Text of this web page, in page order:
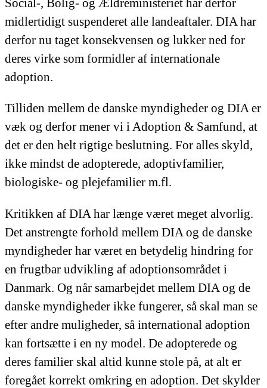
Social-, Bolig- og Ældreministeriet har derfor
midlertidigt suspenderet alle landeaftaler. DIA har
derfor nu taget konsekvensen og lukker ned for
deres virke som formidler af internationale
adoption.
Tilliden mellem de danske myndigheder og DIA er
væk og derfor mener vi i Adoption & Samfund, at
det er den helt rigtige beslutning. For alles skyld,
ikke mindst de adopterede, adoptivfamilier,
biologiske- og plejefamilier m.fl.
Kritikken af DIA har længe været meget alvorlig.
Det anstrengte forhold mellem DIA og de danske
myndigheder har været en betydelig hindring for
en frugtbar udvikling af adoptionsområdet i
Danmark. Og når samarbejdet mellem DIA og de
danske myndigheder ikke fungerer, så skal man se
efter andre muligheder, så international adoption
kan fortsætte i en ny model. De adopterede og
deres familier skal altid kunne stole på, at alt er
foregået korrekt omkring en adoption. Det skylder